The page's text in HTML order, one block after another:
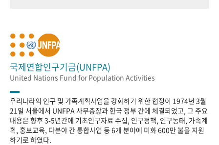
국제연합인구기금(UNFPA)
United Nations Fund for Population Activities
우리나라의 인구 및 가족계획사업을 강화하기 위한 협정이 1974년 3월
21일 서울에서 UNFPA 사무총장과 한국 정부 간에 체결되었고, 그 주요
내용은 향후 3-5년간에 기초인구자료 수집, 인구정책, 인구동태, 가족계
획, 홍보교육, 다분야 간 통합사업 등 6개 분야에 미화 600만 불을 지원
하기로 하였다.